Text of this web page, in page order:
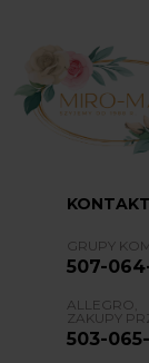
KONTAKT
GRUPY
507-
ALLEGRO,
ZAKUPY
503-